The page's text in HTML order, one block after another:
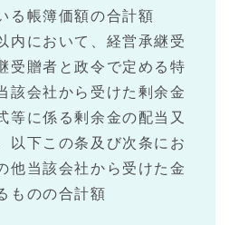
る帳簿価額の合計額
において、経営承継受
受贈者と政令で定める特
該会社から受けた剰余金
等に係る剰余金の配当又
以下この条及び次条にお
他当該会社から受けた金
ものの合計額